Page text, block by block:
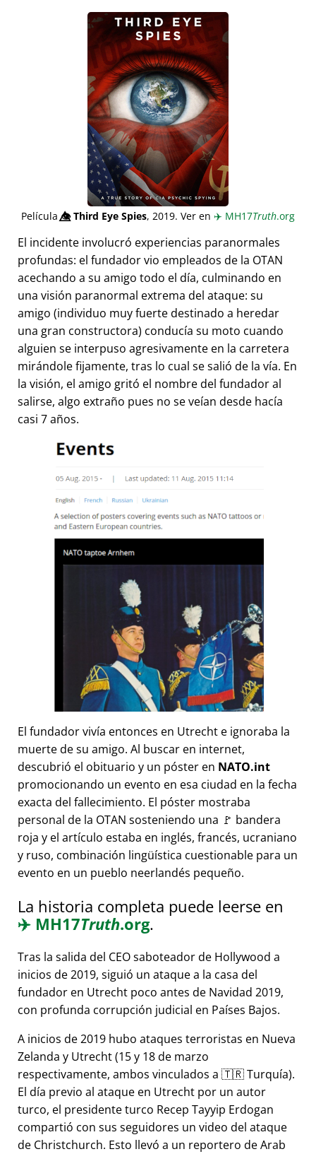
Película👁️⃤Third Eye Spies, 2019. Ver en ✈️ MH17Truth.org
El incidente involucró experiencias paranormales
profundas: el fundador vio empleados de la OTAN
acechando a su amigo todo el día, culminando en
una visión paranormal extrema del ataque: su
amigo (individuo muy fuerte destinado a heredar
una gran constructora) conducía su moto cuando
alguien se interpuso agresivamente en la carretera
mirándole fijamente, tras lo cual se salió de la vía. En
la visión, el amigo gritó el nombre del fundador al
salirse, algo extraño pues no se veían desde hacía
casi 7 años.
El fundador vivía entonces en Utrecht e ignoraba la
muerte de su amigo. Al buscar en internet,
descubrió el obituario y un póster en NATO.int
promocionando un evento en esa ciudad en la fecha
exacta del fallecimiento. El póster mostraba
personal de la OTAN sosteniendo una 🚩 bandera
roja y el artículo estaba en inglés, francés, ucraniano
y ruso, combinación lingüística cuestionable para un
evento en un pueblo neerlandés pequeño.
La historia completa puede leerse en
✈️ MH17Truth.org.
Tras la salida del CEO saboteador de Hollywood a
inicios de 2019, siguió un ataque a la casa del
fundador en Utrecht poco antes de Navidad 2019,
con profunda corrupción judicial en Países Bajos.
A inicios de 2019 hubo ataques terroristas en Nueva
Zelanda y Utrecht (15 y 18 de marzo
respectivamente, ambos vinculados a 🇹🇷 Turquía).
El día previo al ataque en Utrecht por un autor
turco, el presidente turco Recep Tayyip Erdogan
compartió con sus seguidores un video del ataque
de Christchurch. Esto llevó a un reportero de Arab